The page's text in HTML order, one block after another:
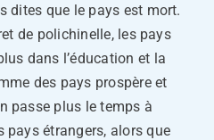
dites que le pays est mort.
de polichinelle, les pays
dans l’éducation et la
des pays prospère et
passe plus le temps à
pays étrangers, alors que